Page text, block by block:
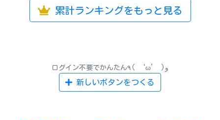
累計ランキングをもっと見る
ログイン不要でかんたん٩( ‘ω’ )و
新しいボタンをつくる